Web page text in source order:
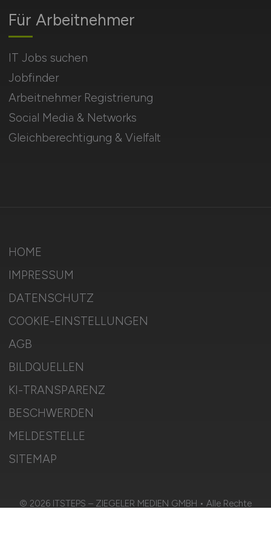
Für Arbeitnehmer
IT Jobs suchen
Jobfinder
Arbeitnehmer Registrierung
Social Media & Networks
Gleichberechtigung & Vielfalt
HOME
IMPRESSUM
DATENSCHUTZ
COOKIE-EINSTELLUNGEN
AGB
BILDQUELLEN
KI-TRANSPARENZ
BESCHWERDEN
MELDESTELLE
SITEMAP
© 2026 ITSTEPS – ZIEGELER MEDIEN GMBH • Alle Rechte